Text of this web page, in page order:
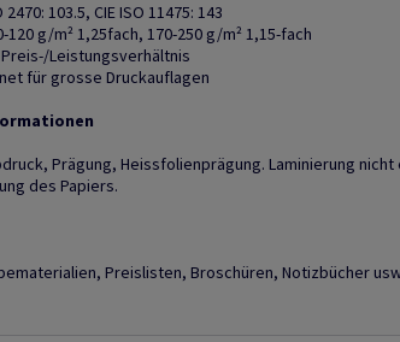
103.5, CIE ISO 11475: 143
120 g/m² 1,25fach, 170-250 g/m² 1,15-fach
Leistungsverhältnis
für grosse Druckauflagen
Prägung, Heissfolienprägung. Laminierung
des Papiers.
Preislisten, Broschüren, Notizbücher